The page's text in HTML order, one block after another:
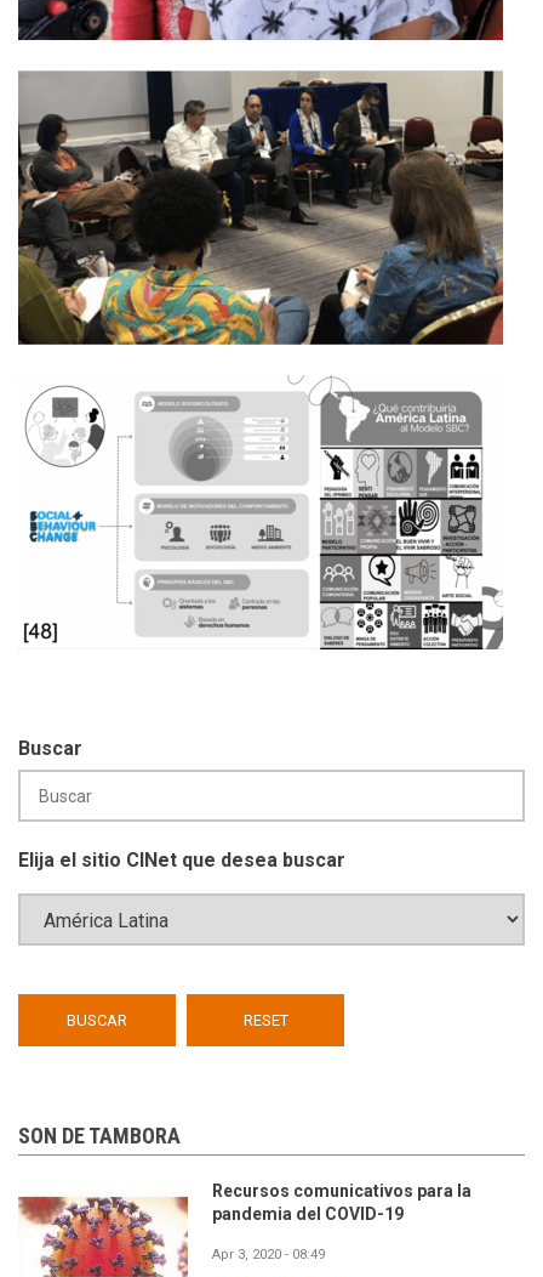
Buscar
Elija el sitio CINet que desea buscar
SON DE TAMBORA
Recursos comunicativos para la
pandemia del COVID-19
Apr 3, 2020 - 08:49